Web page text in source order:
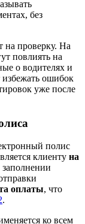
без
на проверку. На
повлиять на
о водителях и
избежать ошибок
уже после
полис
клиенту на
оплаты, что
.
ко всем